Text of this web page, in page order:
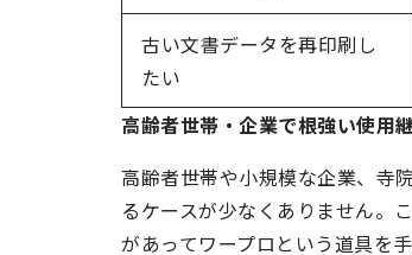
古い文書データを再印刷し
たい
高齢者世帯・企業で根強い使用
高齢者世帯や小規模な企業、寺
るケースが少なくありません。
があってワープロという道具を